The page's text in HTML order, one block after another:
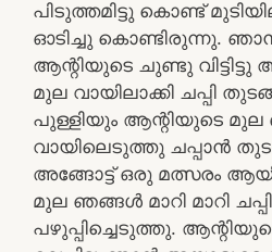
പിടുത്തമിട്ടു കൊണ്ട്
ഓടിച്ചു കൊണ്ടിരുന്നു.
ആന്റിയുടെ ചുണ്ടു
മുല വായിലാക്കി ചപ്പി
പുള്ളിയും ആന്റിയുടെ മുല
വായിലെടുത്തു ചപ്പാൻ
അങ്ങോട്ട് ഒരു മത്സരം
മുല ഞങ്ങൾ മാറി മാറി
പഴുപ്പിച്ചെടുത്തു.